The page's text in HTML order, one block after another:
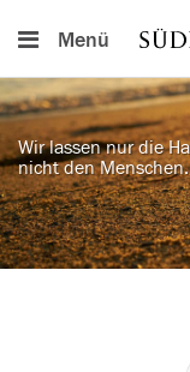
Menü
Wir lassen nur die
nicht den Menschen.